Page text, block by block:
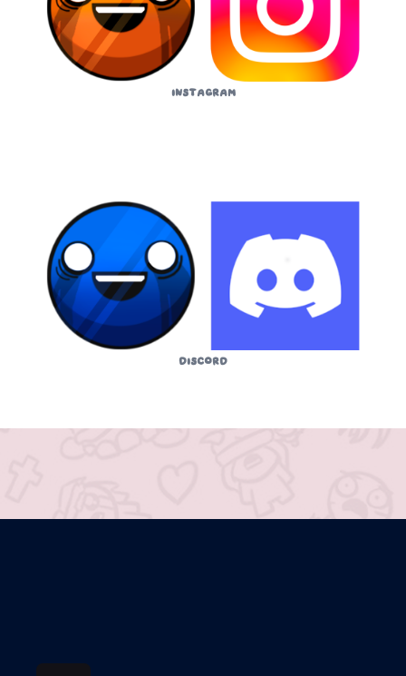
Instagram
Discord